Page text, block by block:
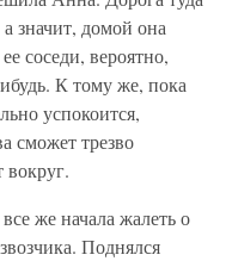
значит, домой она
соседи, вероятно,
К тому же, пока
успокоится,
сможет трезво
вокруг.
же начала жалеть о
Поднялся